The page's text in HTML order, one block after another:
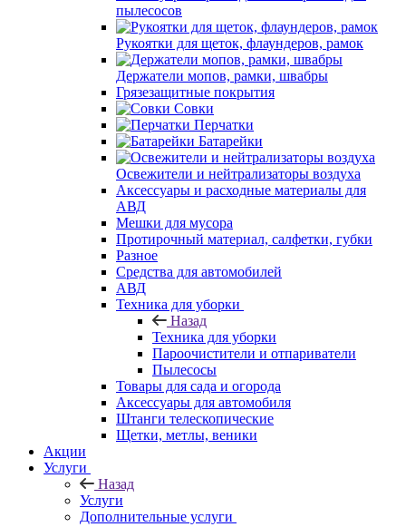
пылесосов
Рукоятки для щеток, флаундеров, рамок
Держатели мопов, рамки, швабры
Грязезащитные покрытия
Совки
Перчатки
Батарейки
Освежители и нейтрализаторы воздуха
Аксессуары и расходные материалы для
АВД
Мешки для мусора
Протирочный материал, салфетки, губки
Разное
Средства для автомобилей
АВД
Техника для уборки
Назад
Техника для уборки
Пароочистители и отпариватели
Пылесосы
Товары для сада и огорода
Аксессуары для автомобиля
Штанги телескопические
Щетки, метлы, веники
Акции
Услуги
Назад
Услуги
Дополнительные услуги